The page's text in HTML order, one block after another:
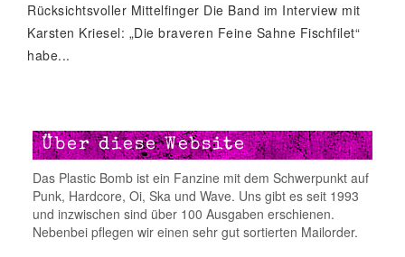
Rücksichtsvoller Mittelfinger Die Band im Interview mit
Karsten Kriesel: „Die braveren Feine Sahne Fischfilet“
habe...
Über diese Website
Das Plastic Bomb ist ein Fanzine mit dem Schwerpunkt auf
Punk, Hardcore, Oi, Ska und Wave. Uns gibt es seit 1993
und inzwischen sind über 100 Ausgaben erschienen.
Nebenbei pflegen wir einen sehr gut sortierten Mailorder.